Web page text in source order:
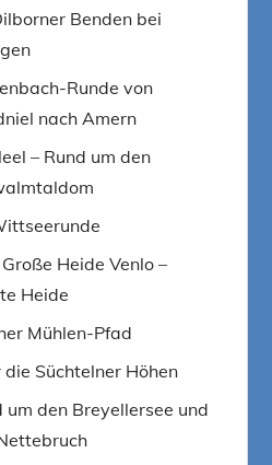
Benden bei
Runde von
nach Amern
– Rund um den
Große Heide Venlo –
Heide
Mühlen-Pfad
die Süchtelner Höhen
um den Breyellersee und